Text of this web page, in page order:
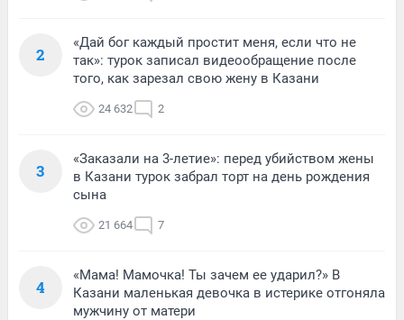
2
«Дай бог каждый простит меня, если что не
так»: турок записал видеообращение после
того, как зарезал свою жену в Казани
24 632 2
3
«Заказали на 3-летие»: перед убийством жены
в Казани турок забрал торт на день рождения
сына
21 664 7
4
«Мама! Мамочка! Ты зачем ее ударил?» В
Казани маленькая девочка в истерике отгоняла
мужчину от матери